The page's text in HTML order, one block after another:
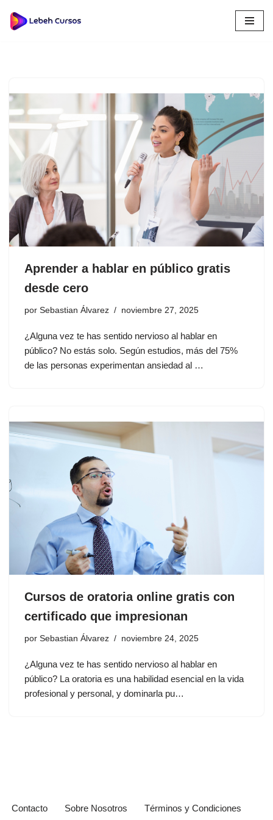
Saltar
Aprender a hablar en público gratis
desde cero
por Sebastian Álvarez noviembre 27, 2025
¿Alguna vez te has sentido nervioso al hablar en
público? No estás solo. Según estudios, más del 75%
de las personas experimentan ansiedad al …
Cursos de oratoria online gratis con
certificado que impresionan
por Sebastian Álvarez noviembre 24, 2025
¿Alguna vez te has sentido nervioso al hablar en
público? La oratoria es una habilidad esencial en la vida
profesional y personal, y dominarla pu…
Contacto Sobre Nosotros
Términos y Condiciones